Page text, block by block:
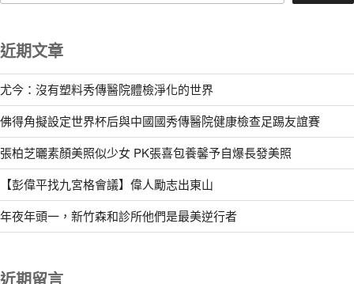
近期文章
尤今：沒有塑料秀傳醫院體檢淨化的世界
佛得角擬設定世界杯后與中國國秀傳醫院健康檢查足踢友誼賽
張柏芝曬素顏美照似少女 PK張喜包養馨予自爆長發美照
【彭偉平找九宮格會議】偉人勵志出東山
年夜年頭一，新竹森和診所他們是最美逆行者
近期留言